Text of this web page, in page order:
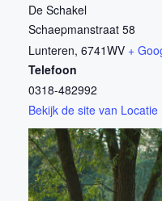
De Schakel
Schaepmanstraat 58
Lunteren, 6741WV +
Telefoon
0318-482992
Bekijk de site van Locatie